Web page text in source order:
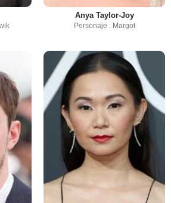
Anya Taylor-Joy
Personaje : Margot